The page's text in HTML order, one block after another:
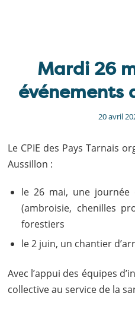
Mardi 26
événements
20 avril
Le CPIE des Pays Tarnais
Aussillon :
le 26 mai, une journée
(ambroisie, chenilles
forestiers
le 2 juin, un chantier
Avec l’appui des équipes
collective au service de la